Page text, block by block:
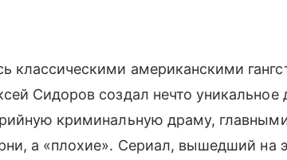
классическими американскими
Сидоров создал нечто уникальное
криминальную драму,
а «плохие». Сериал, вышедший на